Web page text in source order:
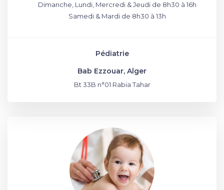
Dimanche, Lundi, Mercredi & Jeudi de 8h30 à 16h
Samedi & Mardi de 8h30 à 13h
Pédiatrie
Bab Ezzouar, Alger
Bt 33B n°01 Rabia Tahar